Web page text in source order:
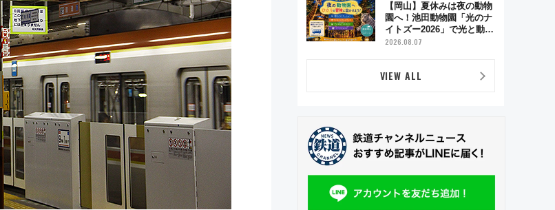
【岡山】夏休みは夜の動物
園へ！池田動物園「光のナ
イトズー2026」で光と動物
が彩る特別な夜
2026.08.07
VIEW ALL